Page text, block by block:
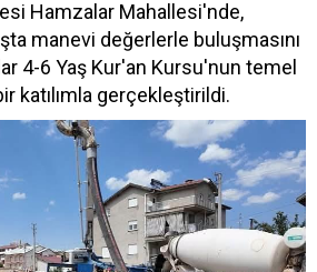
Hamzalar Mahallesi'nde,
manevi değerlerle buluşmasını
4-6 Yaş Kur'an Kursu'nun temel
katılımla gerçekleştirildi.